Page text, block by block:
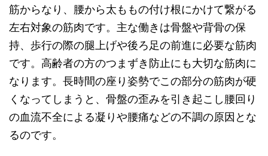
筋からなり、腰から太ももの付け根にかけて繋がる
左右対象の筋肉です。主な働きは骨盤や背骨の保
持、歩行の際の腿上げや後ろ足の前進に必要な筋肉
です。高齢者の方のつまずき防止にも大切な筋肉に
なります。長時間の座り姿勢でこの部分の筋肉が硬
くなってしまうと、骨盤の歪みを引き起こし腰回り
の血流不全による凝りや腰痛などの不調の原因とな
るのです。